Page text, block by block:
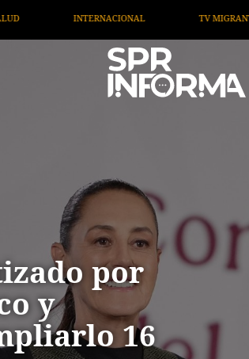
INFORMA OPINIÓN
por
y
16